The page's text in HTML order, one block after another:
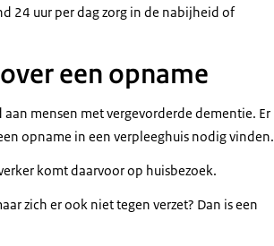
24 uur per dag zorg in de nabijheid of
een opname
mensen met vergevorderde dementie. Er
opname in een verpleeghuis nodig vinden.
komt daarvoor op huisbezoek.
zich er ook niet tegen verzet? Dan is een